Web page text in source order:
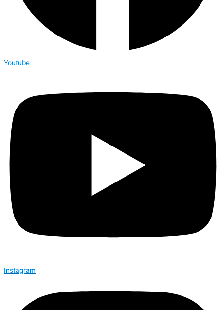
Youtube
Instagram